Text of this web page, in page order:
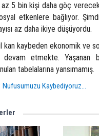
az 5 bin kişi daha göç
etkenlere bağlıyor.
az daha ikiye düşüyordu.
kan kaybeden ekonomik ve
etmekte. Yaşanan
tabelalarına yansımamış.
Nufusumuzu Kaybediyoruz...